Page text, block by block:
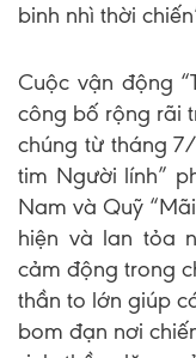
binh nhì thời
Cuộc vận động
công bố rộng rãi
chúng từ tháng
tim Người lính”
Nam và Quỹ
hiện và lan tỏa
cảm động trong
thần to lớn giúp
bom đạn nơi